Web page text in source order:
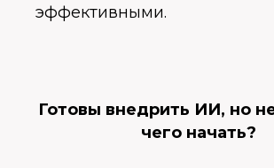
эффективными.
Готовы внедрить ИИ, но
чего начать?